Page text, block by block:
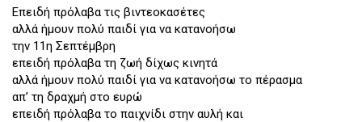
Επειδή πρόλαβα τις βιντεοκασέτες
αλλά ήμουν πολύ παιδί για να κατανοήσω
την 11η Σεπτέμβρη
επειδή πρόλαβα τη ζωή δίχως κινητά
αλλά ήμουν πολύ παιδί για να κατανοήσω το πέρασμα
απ’ τη δραχμή στο ευρώ
επειδή πρόλαβα το παιχνίδι στην αυλή και